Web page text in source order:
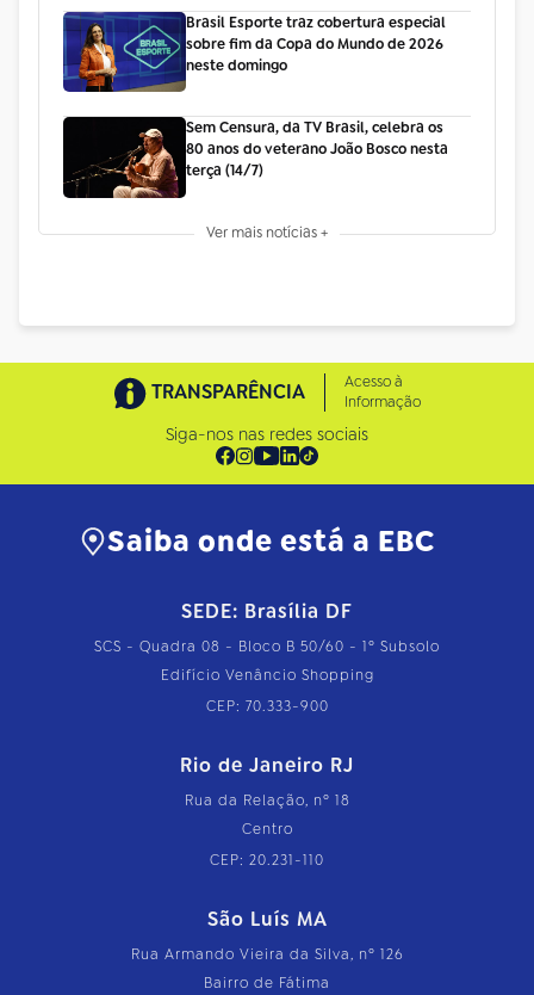
Brasil Esporte traz cobertura especial
sobre fim da Copa do Mundo de 2026
neste domingo
Sem Censura, da TV Brasil, celebra os
80 anos do veterano João Bosco nesta
terça (14/7)
Ver mais notícias +
TRANSPARÊNCIA
Acesso à
Informação
Siga-nos nas redes sociais
Saiba onde está a EBC
SEDE: Brasília DF
SCS - Quadra 08 - Bloco B 50/60 - 1º Subsolo
Edifício Venâncio Shopping
CEP: 70.333-900
Rio de Janeiro RJ
Rua da Relação, nº 18
Centro
CEP: 20.231-110
São Luís MA
Rua Armando Vieira da Silva, nº 126
Bairro de Fátima